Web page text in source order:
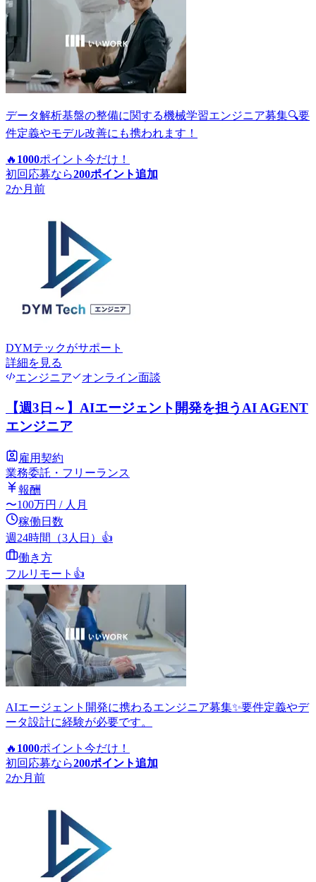
データ解析基盤の整備に関する機械学習エンジニア募集🔍要
件定義やモデル改善にも携われます！
🔥 1000ポイント 今だけ！
初回応募なら200ポイント追加
2か月前
DYMテックがサポート
詳細を見る
エンジニア
オンライン面談
【週3日～】AIエージェント開発を担うAI AGENT
エンジニア
雇用契約
業務委託・フリーランス
報酬
〜100万円 / 人月
稼働日数
週24時間（3人日） 👍
働き方
フルリモート 👍
AIエージェント開発に携わるエンジニア募集✨要件定義やデ
ータ設計に経験が必要です。
🔥 1000ポイント 今だけ！
初回応募なら200ポイント追加
2か月前